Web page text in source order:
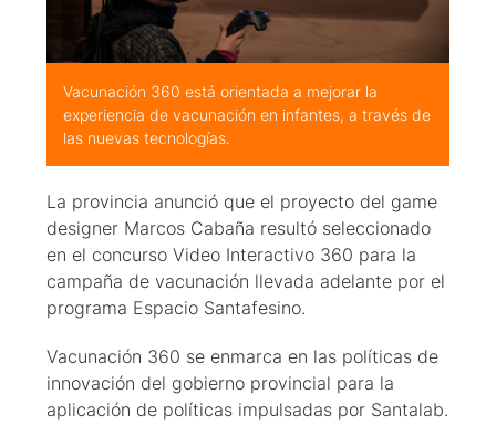
Vacunación 360 está orientada a mejorar la
experiencia de vacunación en infantes, a través de
las nuevas tecnologías.
La provincia anunció que el proyecto del game
designer Marcos Cabaña resultó seleccionado
en el concurso Video Interactivo 360 para la
campaña de vacunación llevada adelante por el
programa Espacio Santafesino.
Vacunación 360 se enmarca en las políticas de
innovación del gobierno provincial para la
aplicación de políticas impulsadas por Santalab.